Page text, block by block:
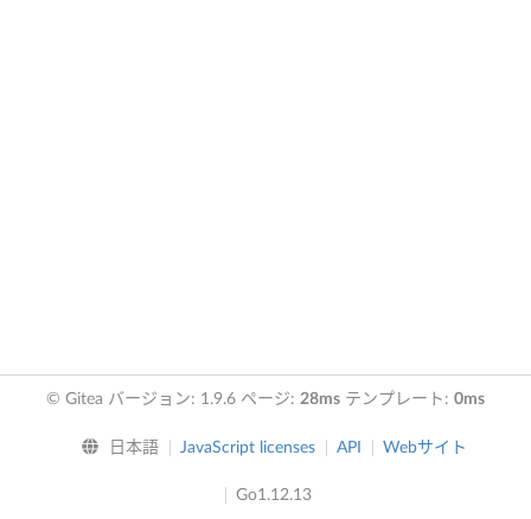
© Gitea バージョン: 1.9.6 ページ: 28ms テンプレート: 0ms
日本語 JavaScript licenses API Webサイト
Go1.12.13